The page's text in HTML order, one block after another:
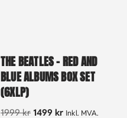
THE BEATLES – RED AND
BLUE ALBUMS BOX SET
(6XLP)
1999kr 1499 kr Inkl. MVA.